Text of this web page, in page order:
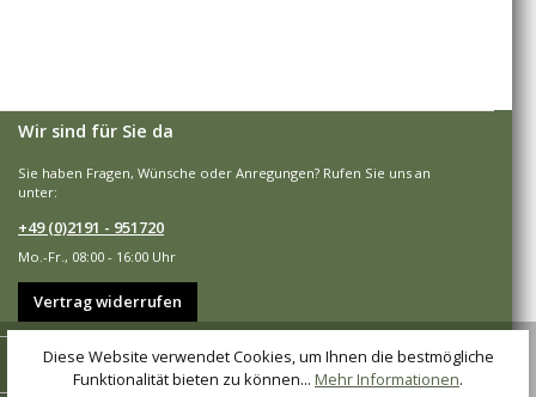
Wir sind für Sie da
Sie haben Fragen, Wünsche oder Anregungen? Rufen Sie uns an
unter:
+49 (0)2191 - 951720
Mo.-Fr., 08:00 - 16:00 Uhr
Vertrag widerrufen
Shop-Service
Diese Website verwendet Cookies, um Ihnen die bestmögliche
Funktionalität bieten zu können... Mehr Informationen.